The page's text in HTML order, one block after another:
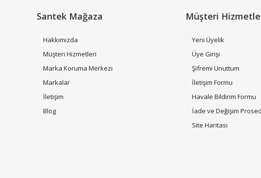
Bu ürüne benzer farklı alternatifler olmalı.
Santek Mağaza
Hakkımızda
Müşteri Hizmetleri
Marka Koruma Merkezi
Markalar
İletişim
Blog
Müşteri
Yeni Üyelik
Üye Girişi
Şifremi Unuttum
İletişim Formu
Havale Bildirim Formu
İade ve Değişim
Site Haritası